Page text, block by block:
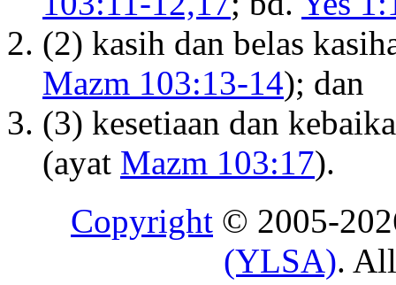
(2) kasih dan belas
Mazm 103:13-14); dan
(3) kesetiaan dan
(ayat Mazm 103:17).
Copyright © 2005-
(YLSA).